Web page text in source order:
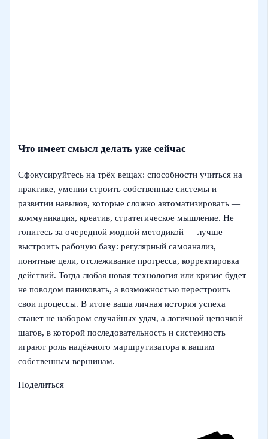
Что имеет смысл делать уже сейчас
Сфокусируйтесь на трёх вещах: способности учиться на
практике, умении строить собственные системы и
развитии навыков, которые сложно автоматизировать —
коммуникация, креатив, стратегическое мышление. Не
гонитесь за очередной модной методикой — лучше
выстроить рабочую базу: регулярный самоанализ,
понятные цели, отслеживание прогресса, корректировка
действий. Тогда любая новая технология или кризис будет
не поводом паниковать, а возможностью перестроить
свои процессы. В итоге ваша личная история успеха
станет не набором случайных удач, а логичной цепочкой
шагов, в которой последовательность и системность
играют роль надёжного маршрутизатора к вашим
собственным вершинам.
Поделиться